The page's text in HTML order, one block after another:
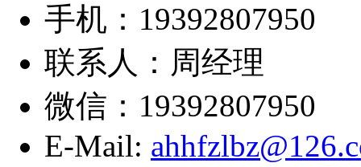
手机：19392807950
联系人：周经理
微信：19392807950
E-Mail: